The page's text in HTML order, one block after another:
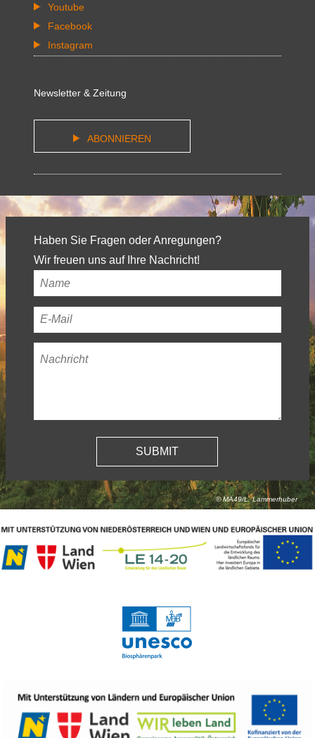
Youtube
Facebook
Instagram
Newsletter & Zeitung
ABONNIEREN
Haben Sie Fragen oder Anregungen?
Wir freuen uns auf Ihre Nachricht!
Ihr
Name*
Ihre
E-
Mail-
Nachricht*
© MA49/L. Lammerhuber